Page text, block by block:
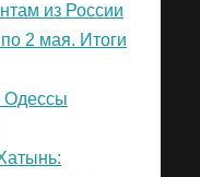
из России
2 мая. Итоги
Одессы